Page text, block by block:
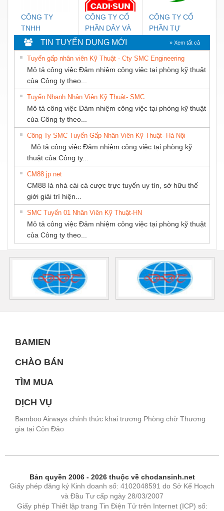
CÔNG TY
TNHH
THƯƠNG MẠI
DỊCH VỤ KỸ
THUẬT ĐIỆN
CƠ GIA HƯNG
PHÁT
CÔNG TY CỔ
PHẦN DÂY VÀ
CÁP ĐIỆN
THƯỢNG
ĐÌNH
CÔNG TY CỔ
PHẦN TỰ
ĐỘNG TIẾN
HƯNG
TIN TUYỂN DỤNG MỚI » Xem tất cả
Tuyển gấp nhân viên Kỹ Thuật - Cty SMC Engineering
Mô tả công việc Đảm nhiệm công việc tại phòng kỹ thuật
của Công ty theo...
Tuyển Nhanh Nhân Viên Kỹ Thuật- SMC
Mô tả công việc Đảm nhiệm công việc tại phòng kỹ thuật
của Công ty theo...
Công Ty SMC Tuyển Gấp Nhân Viên Kỹ Thuật- Hà Nội
Mô tả công việc Đảm nhiệm công việc tại phòng kỹ
thuật của Công ty...
CM88 jp net
CM88 là nhà cái cá cược trực tuyến uy tín, sở hữu thế
giới giải trí hiện...
SMC Tuyển 01 Nhân Viên Kỹ Thuật-HN
Mô tả công việc Đảm nhiệm công việc tại phòng kỹ thuật
của Công ty theo...
BAMIEN
CHÀO BÁN
TÌM MUA
DỊCH VỤ
Bamboo Airways chính thức khai trương Phòng chờ Thương
gia tại Côn Đảo
Bản quyền 2006 - 2026 thuộc về chodansinh.net
Giấy phép đăng ký Kinh doanh số: 4102048591 do Sở Kế Hoạch
và Đầu Tư cấp ngày 28/03/2007
Giấy phép Thiết lập trang Tin Điện Tử trên Internet (ICP) số: